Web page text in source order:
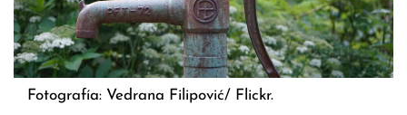
Fotografía: Vedrana Filipović/ Flickr.